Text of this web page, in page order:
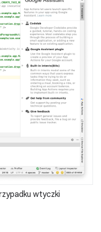
wtyczki